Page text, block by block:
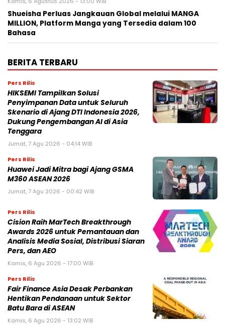
Shueisha Perluas Jangkauan Global melalui MANGA
MILLION, Platform Manga yang Tersedia dalam 100
Bahasa
BERITA TERBARU
Pers Rilis
HIKSEMI Tampilkan Solusi
Penyimpanan Data untuk Seluruh
Skenario di Ajang DTI Indonesia 2026,
Dukung Pengembangan AI di Asia
Tenggara
Jumat, 7 Agu 2026 - 04:14 WIB
Pers Rilis
Huawei Jadi Mitra bagi Ajang GSMA
M360 ASEAN 2026
Jumat, 7 Agu 2026 - 00:42 WIB
Pers Rilis
Cision Raih MarTech Breakthrough
Awards 2026 untuk Pemantauan dan
Analisis Media Sosial, Distribusi Siaran
Pers, dan AEO
Kamis, 6 Agu 2026 - 17:00 WIB
Pers Rilis
Fair Finance Asia Desak Perbankan
Hentikan Pendanaan untuk Sektor
Batu Bara di ASEAN
Kamis, 6 Agu 2026 - 13:02 WIB